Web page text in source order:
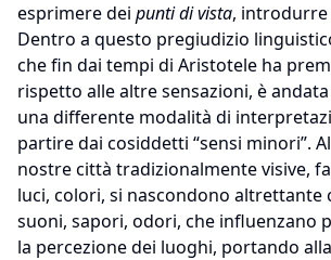
esprimere dei punti di vista, introdurre
Dentro a questo pregiudizio
che fin dai tempi di Aristotele ha
rispetto alle altre sensazioni, è
una differente modalità di
partire dai cosiddetti “sensi minori”.
nostre città tradizionalmente visive,
luci, colori, si nascondono altrettante
suoni, sapori, odori, che influenzano
la percezione dei luoghi, portando